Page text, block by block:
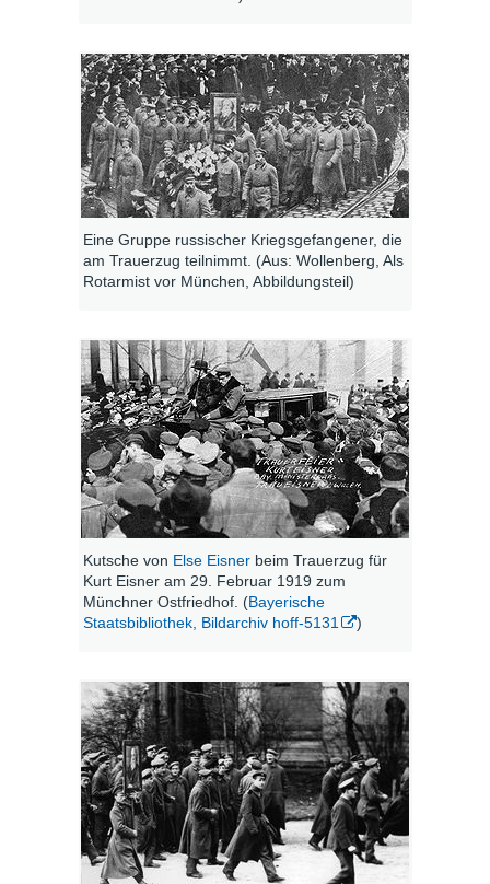
Eine Gruppe russischer Kriegsgefangener, die
am Trauerzug teilnimmt. (Aus: Wollenberg, Als
Rotarmist vor München, Abbildungsteil)
Kutsche von Else Eisnerbeim Trauerzug für
Kurt Eisner am 29. Februar 1919 zum
Münchner Ostfriedhof. (Bayerische
Staatsbibliothek, Bildarchiv hoff-5131
)